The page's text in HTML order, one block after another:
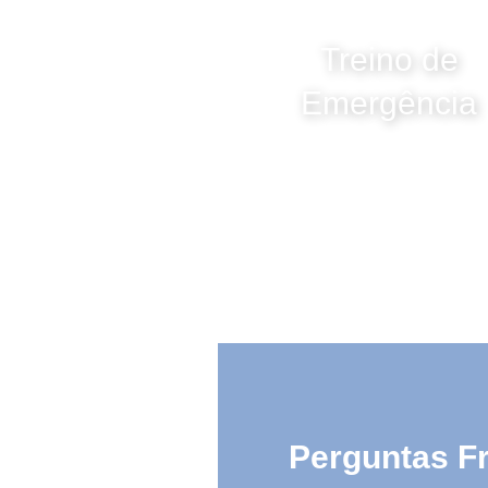
Treino de
Emergência
Perguntas